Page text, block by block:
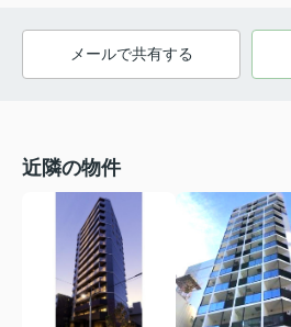
メールで共有する
近隣の物件